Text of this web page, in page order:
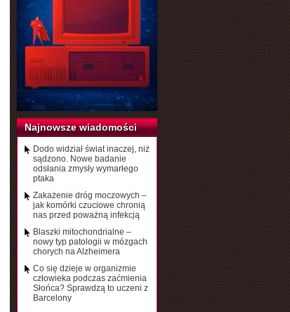
Najnowsze wiadomości
Dodo widział świat inaczej, niż
sądzono. Nowe badanie
odsłania zmysły wymarłego
ptaka
Zakażenie dróg moczowych –
jak komórki czuciowe chronią
nas przed poważną infekcją
Blaszki mitochondrialne –
nowy typ patologii w mózgach
chorych na Alzheimera
Co się dzieje w organizmie
człowieka podczas zaćmienia
Słońca? Sprawdzą to uczeni z
Barcelony